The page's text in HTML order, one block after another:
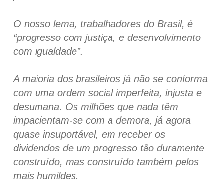
O nosso lema, trabalhadores do Brasil, é
“progresso com justiça, e desenvolvimento
com igualdade”.
A maioria dos brasileiros já não se conforma
com uma ordem social imperfeita, injusta e
desumana. Os milhões que nada têm
impacientam-se com a demora, já agora
quase insuportável, em receber os
dividendos de um progresso tão duramente
construído, mas construído também pelos
mais humildes.